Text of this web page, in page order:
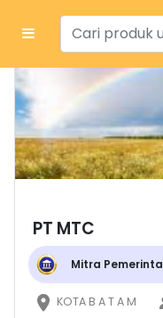
PT MTC
Mitra
KOTA B A T A M